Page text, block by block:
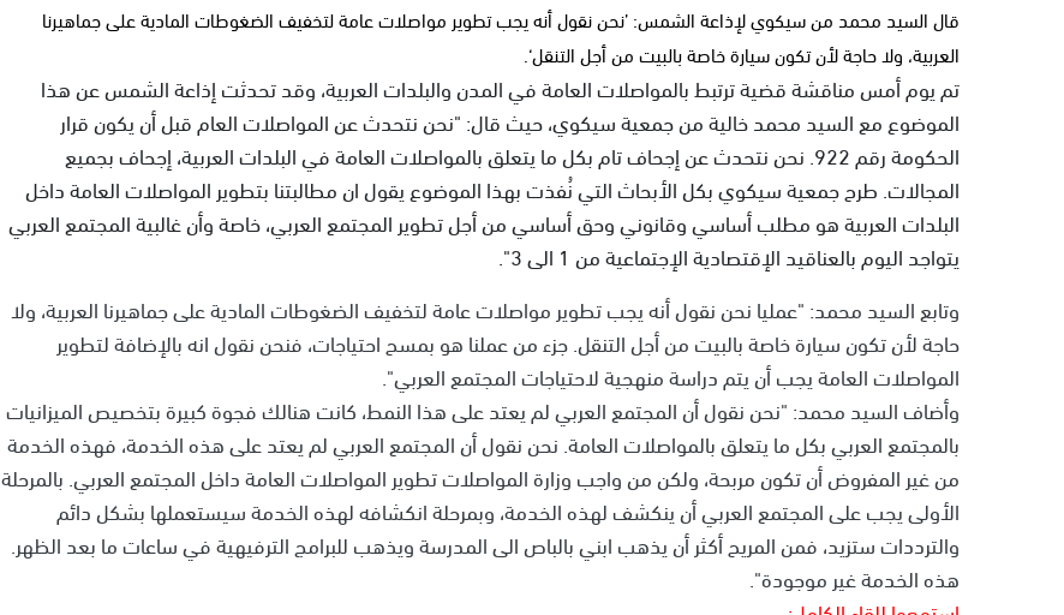
قال السيد محمد من سيكوي لإذاعة الشمس: ’نحن نقول أنه يجب تطوير مواصلات عامة لتخفيف الضغوطات المادية على جماهيرنا
العربية، ولا حاجة لأن تكون سيارة خاصة بالبيت من أجل التنقل‘.
تم يوم أمس مناقشة قضية ترتبط بالمواصلات العامة في المدن والبلدات العربية، وقد تحدثت إذاعة الشمس عن هذا
الموضوع مع السيد محمد خالية من جمعية سيكوي، حيث قال: "نحن نتحدث عن المواصلات العام قبل أن يكون قرار
الحكومة رقم 922. نحن نتحدث عن إجحاف تام بكل ما يتعلق بالمواصلات العامة في البلدات العربية، إجحاف بجميع
المجالات. طرح جمعية سيكوي بكل الأبحاث التي نُفذت بهذا الموضوع يقول ان مطالبتنا بتطوير المواصلات العامة داخل
البلدات العربية هو مطلب أساسي وقانوني وحق أساسي من أجل تطوير المجتمع العربي، خاصة وأن غالبية المجتمع العربي
يتواجد اليوم بالعناقيد الإقتصادية الإجتماعية من 1 الى 3".
وتابع السيد محمد: "عمليا نحن نقول أنه يجب تطوير مواصلات عامة لتخفيف الضغوطات المادية على جماهيرنا العربية، ولا
حاجة لأن تكون سيارة خاصة بالبيت من أجل التنقل. جزء من عملنا هو بمسح احتياجات، فنحن نقول انه بالإضافة لتطوير
المواصلات العامة يجب أن يتم دراسة منهجية لاحتياجات المجتمع العربي".
وأضاف السيد محمد: "نحن نقول أن المجتمع العربي لم يعتد على هذا النمط، كانت هنالك فجوة كبيرة بتخصيص الميزانيات
بالمجتمع العربي بكل ما يتعلق بالمواصلات العامة. نحن نقول أن المجتمع العربي لم يعتد على هذه الخدمة، فهذه الخدمة
من غير المفروض أن تكون مربحة، ولكن من واجب وزارة المواصلات تطوير المواصلات العامة داخل المجتمع العربي. بالمرحلة
الأولى يجب على المجتمع العربي أن ينكشف لهذه الخدمة، وبمرحلة انكشافه لهذه الخدمة سيستعملها بشكل دائم
والترددات ستزيد، فمن المريح أكثر أن يذهب ابني بالباص الى المدرسة ويذهب للبرامج الترفيهية في ساعات ما بعد الظهر.
هذه الخدمة غير موجودة".